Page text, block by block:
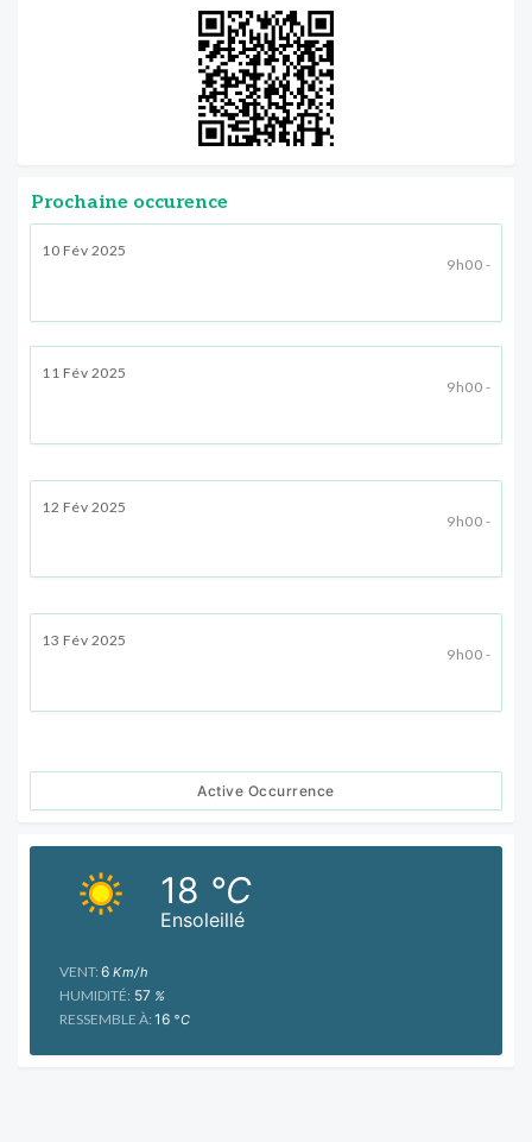
Prochaine occurence
10 Fév 2025
9h00 -
11 Fév 2025
9h00 -
12 Fév 2025
9h00 -
13 Fév 2025
9h00 -
Active Occurrence
Ensoleillé
18 °C
VENT: 6 Km/h
HUMIDITÉ: 57 %
RESSEMBLE À: 16 °C